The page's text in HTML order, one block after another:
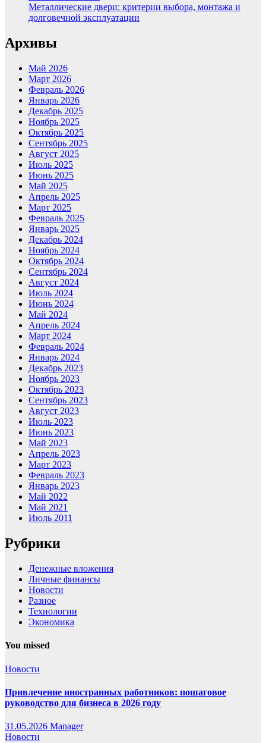
Металлические двери: критерии выбора, монтажа и
долговечной эксплуатации
Архивы
Май 2026
Март 2026
Февраль 2026
Январь 2026
Декабрь 2025
Ноябрь 2025
Октябрь 2025
Сентябрь 2025
Август 2025
Июль 2025
Июнь 2025
Май 2025
Апрель 2025
Март 2025
Февраль 2025
Январь 2025
Декабрь 2024
Ноябрь 2024
Октябрь 2024
Сентябрь 2024
Август 2024
Июль 2024
Июнь 2024
Май 2024
Апрель 2024
Март 2024
Февраль 2024
Январь 2024
Декабрь 2023
Ноябрь 2023
Октябрь 2023
Сентябрь 2023
Август 2023
Июль 2023
Июнь 2023
Май 2023
Апрель 2023
Март 2023
Февраль 2023
Январь 2023
Май 2022
Май 2021
Июль 2011
Рубрики
Денежные вложения
Личные финансы
Новости
Разное
Технологии
Экономика
You missed
Новости
Привлечение иностранных работников: пошаговое
руководство для бизнеса в 2026 году
31.05.2026 Manager
Новости